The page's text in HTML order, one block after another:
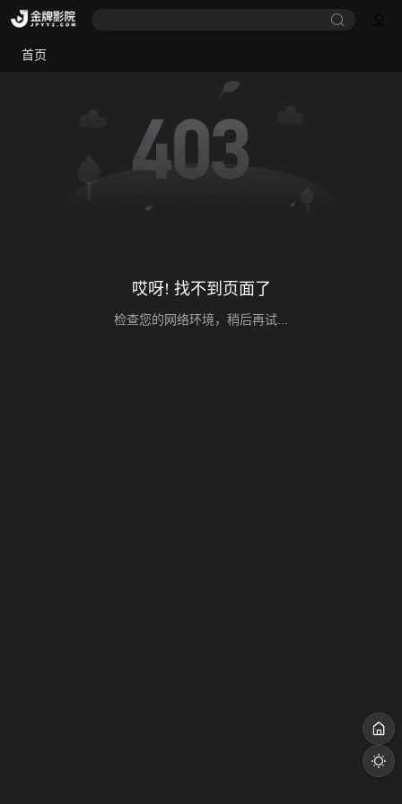
首页
哎呀! 找不到页面了
检查您的网络环境，稍后再试...